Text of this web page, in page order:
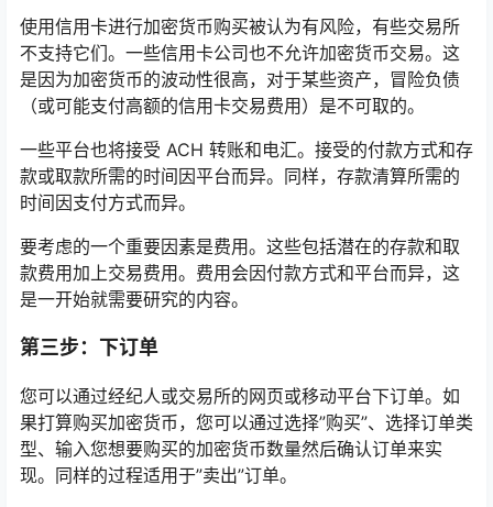
使用信用卡进行加密货币购买被认为有风险，有些交易所
不支持它们。一些信用卡公司也不允许加密货币交易。这
是因为加密货币的波动性很高，对于某些资产，冒险负债
（或可能支付高额的信用卡交易费用）是不可取的。
一些平台也将接受 ACH 转账和电汇。接受的付款方式和存
款或取款所需的时间因平台而异。同样，存款清算所需的
时间因支付方式而异。
要考虑的一个重要因素是费用。这些包括潜在的存款和取
款费用加上交易费用。费用会因付款方式和平台而异，这
是一开始就需要研究的内容。
第三步：下订单
您可以通过经纪人或交易所的网页或移动平台下订单。如
果打算购买加密货币，您可以通过选择”购买”、选择订单类
型、输入您想要购买的加密货币数量然后确认订单来实
现。同样的过程适用于”卖出”订单。